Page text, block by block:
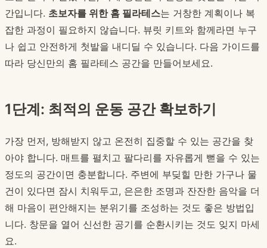
간입니다. 초보자를 위한 홈 필라테스는 거창한 계획이나 복
잡한 과정이 필요하지 않습니다. 뷰릿 키트와 함께라면 누구
나 쉽고 안전하게 첫발을 내디딜 수 있습니다. 다음 가이드를
따라 당신만의 홈 필라테스 공간을 만들어보세요.
1단계: 최적의 운동 공간 확보하기
가장 먼저, 방해받지 않고 온전히 집중할 수 있는 공간을 찾
아야 합니다. 매트를 펼치고 팔다리를 자유롭게 뻗을 수 있는
정도의 공간이면 충분합니다. 주변에 부딪힐 만한 가구나 물
건이 있다면 잠시 치워두고, 은은한 조명과 잔잔한 음악을 더
해 마음이 편안해지는 분위기를 조성하는 것도 좋은 방법입
니다. 창문을 열어 신선한 공기를 순환시키는 것도 잊지 마세
요.